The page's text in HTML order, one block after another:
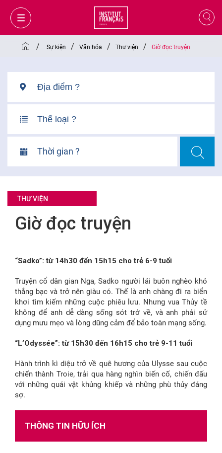
/ Sự kiện / Văn hóa / Thư viện / Giờ đọc truyện
Thời gian ?
THƯ VIỆN
Giờ đọc truyện
“Sadko”: từ 14h30 đến 15h15 cho trẻ 6-9 tuổi
Truyện cổ dân gian Nga, Sadko người lái buôn nghèo khó
thắng bạc và trở nên giàu có. Thế là anh chàng đi ra biển
khơi tìm kiếm những cuộc phiêu lưu. Nhưng vua Thủy tề
không để anh dễ dàng sống sót trở về, và anh phải sử
dụng mưu mẹo và lòng dũng cảm để bảo toàn mạng sống.
“L’Odyssée”:từ 15h30 đến 16h15 cho trẻ 9-11 tuổi
Hành trình kì diệu trở về quê hương của Ulysse sau cuộc
chiến thành Troie, trải qua hàng nghìn biến cố, chiến đấu
với những quái vật khủng khiếp và những phù thủy đáng
sợ.
THÔNG TIN HỮU ÍCH